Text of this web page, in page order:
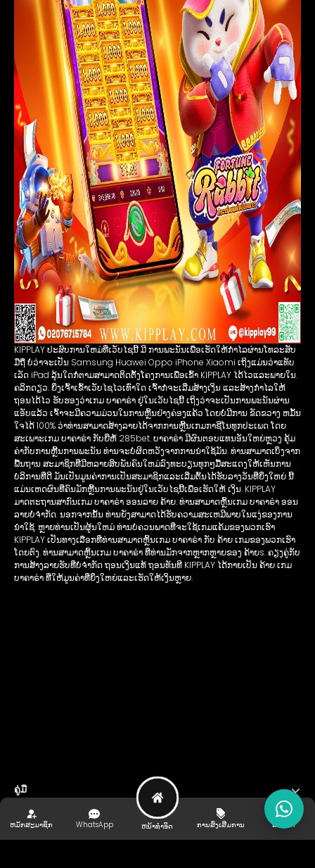
KIPPLAY ປະສົບການໃຫມ່ທີ່ເວັບໄຊນີ້ ມີ ການພະນັນເພື່ອເຮັດໃຫ້ກໍາໄລຜ່ານໂທລະສັບ
ມືຖື ບໍ່ວ່າຈະເປັນ Samsung Huawei Oppo iPhone Xiaomi ເຖິງແມ່ນວ່າແທັບ
ເລັດ iPad ລຸ້ນໃດກໍ່ຕາມສາມາດຕິດຕັ້ງໂຄງການເພື່ອເຂົ້າ KIPPLAY ໄດ້ໄວແລະພາຍໃນ.
ຄລິກດຽວ. ຍິ່ງເຈົ້າເຂົ້າເວັບໄຊໄວເທົ່າໃດ ເຈົ້າກໍຈະເລີ່ມສ້າງເງິນ ແລະສ້າງກຳໄລໃຫ້
ຖອນໄດ້ໄວ ຮັບຮອງວ່າເກມ ບາຄາຣ່າ ຢູ່ໃນເວັບໄຊນີ້ ເຖິງວ່າຈະເປັນການພະນັນຜ່ານ
ແອັບແລ້ວ ເຈົ້າຈະມີຄວາມມ່ວນໃນການຫຼິ້ນຢ່າງຄ່ອງແຄ້ວ ໂດຍບໍ່ມີການ ຂັດຂວາງ ຫມັ້ນ
ໃຈໄດ້ 100% ວ່າທ່ານສາມາດສ້າງລາຍໄດ້ຈາກການຫຼີ້ນເກມກາຊີໂນທຸກປະເພດ ໂດຍ
ສະເພາະເກມ ບາຄາຣ່າ ກັບຍີ່ຫໍ້ 285bet. ບາຄາຣ່າ ມີຜົນຕອບແທນອັນໃຫຍ່ຫຼວງ ຄຸ້ມ
ຄ່າກັບການຫຼີ້ນການພະນັນ ທ່ານຈະບໍ່ຜິດຫວັງຈາກການນໍາໃຊ້ມັນ. ທ່ານສາມາດເບິ່ງຈາກ
ພື້ນຖານ ສະມາຊິກທີ່ມີຫລາຍສິບພັນຄົນໃຫມ່ລົງທະບຽນທຸກໆມື້ສະແດງໃຫ້ເຫັນການ
ບໍລິການທີ່ດີ ມັນເປັນມູນຄ່າການເປັນສະມາຊິກແລະເລີ່ມຕົ້ນໄດ້ຮັບລາງວັນທີ່ຍິ່ງໃຫຍ່ ນີ້
ແມ່ນເຫດຜົນທີ່ຄົນມັກຫຼີ້ນການພະນັນຢູ່ໃນເວັບໄຊນີ້ເພື່ອເຮັດໃຫ້ ເງິນ. KIPPLAY
ມາດຕະຖານສາກົນເກມ ບາຄາຣ່າ ອອນລາຍ ຄ້າຍ. ທ່ານສາມາດຫຼິ້ນເກມ ບາຄາຣ່າ ອອນ
ລາຍບໍ່ຈໍາກັດ. ນອກຈາກນັ້ນ ທ່ານຍັງສາມາດໄດ້ຮັບຄວາມສະເຫມີພາບໃນແງ່ຂອງການ
ນໍາໃຊ້. ຫຼາຍທ່ານເປັນຜູ້ນໃຫມ່ ທ່ານບໍ່ຄວນພາດທີ່ຈະໃຊ້ເກມແຄ້ມຂອງພວກເຮົາ
KIPPLAY ເປັນທາງເລືອກທີ່ທ່ານສາມາດຫຼິ້ນເກມ ບາຄາຣ່າ ກັບ ຄ້າຍ ເກມຂອງພວກເຮົາ
ໂດຍຕົງ. ທ່ານສາມາດຫຼິ້ນເກມ ບາຄາຣ່າ ທີ່ທ່ານມັກຈາກຫຼາກຫຼາຍຂອງ ຄ້າຍs. ຄຽງຄູ່ກັບ
ການສ້າງລາຍຮັບທີ່ບໍ່ຈໍາກັດ ຖອນເງິນແທ້ ຖອນທັນທີ KIPPLAY ໄດ້ກາຍເປັນ ຄ້າຍ ເກມ
ບາຄາຣ່າ ທີ່ໃຫ້ມູນຄ່າທີ່ຍິ່ງໃຫຍ່ແລະເຮັດໃຫ້ເງິນຫຼາຍ.
ຄູ່ມື
ຊ່ວຍເຫຼືອ ແລະ ສະຫນັບສະຫນູນ
ຜູ້ໃຫ້ການສັ່ງຊື້
ຫມັກສະມາຊິກ WhatsApp ຫນ້າທໍາອິດ ການສົ່ງເສີມການ ແນະນຳ